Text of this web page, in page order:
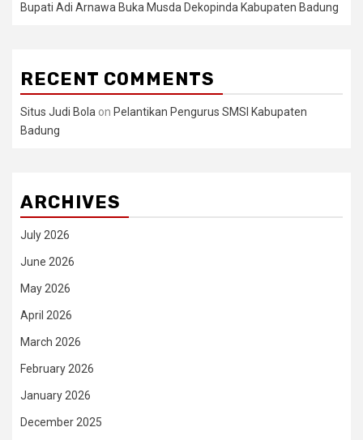
Bupati Adi Arnawa Buka Musda Dekopinda Kabupaten Badung
RECENT COMMENTS
Situs Judi Bola on Pelantikan Pengurus SMSI Kabupaten
Badung
ARCHIVES
July 2026
June 2026
May 2026
April 2026
March 2026
February 2026
January 2026
December 2025